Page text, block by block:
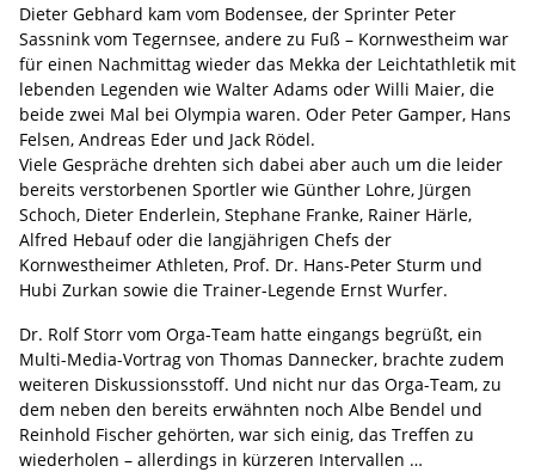
Dieter Gebhard kam vom Bodensee, der Sprinter Peter
Sassnink vom Tegernsee, andere zu Fuß – Kornwestheim war
für einen Nachmittag wieder das Mekka der Leichtathletik mit
lebenden Legenden wie Walter Adams oder Willi Maier, die
beide zwei Mal bei Olympia waren. Oder Peter Gamper, Hans
Felsen, Andreas Eder und Jack Rödel.
Viele Gespräche drehten sich dabei aber auch um die leider
bereits verstorbenen Sportler wie Günther Lohre, Jürgen
Schoch, Dieter Enderlein, Stephane Franke, Rainer Härle,
Alfred Hebauf oder die langjährigen Chefs der
Kornwestheimer Athleten, Prof. Dr. Hans-Peter Sturm und
Hubi Zurkan sowie die Trainer-Legende Ernst Wurfer.
Dr. Rolf Storr vom Orga-Team hatte eingangs begrüßt, ein
Multi-Media-Vortrag von Thomas Dannecker, brachte zudem
weiteren Diskussionsstoff. Und nicht nur das Orga-Team, zu
dem neben den bereits erwähnten noch Albe Bendel und
Reinhold Fischer gehörten, war sich einig, das Treffen zu
wiederholen – allerdings in kürzeren Intervallen …